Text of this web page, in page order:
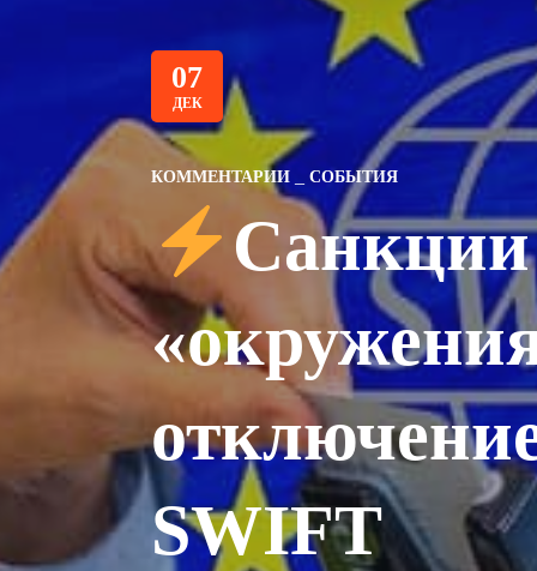
07
ДЕК
КОММЕНТАРИИ СОБЫТИЯ
SWIFT